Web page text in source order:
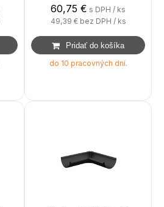
60,75 € s DPH / ks
49,39 € bez DPH / ks
do 10 pracovných dní.